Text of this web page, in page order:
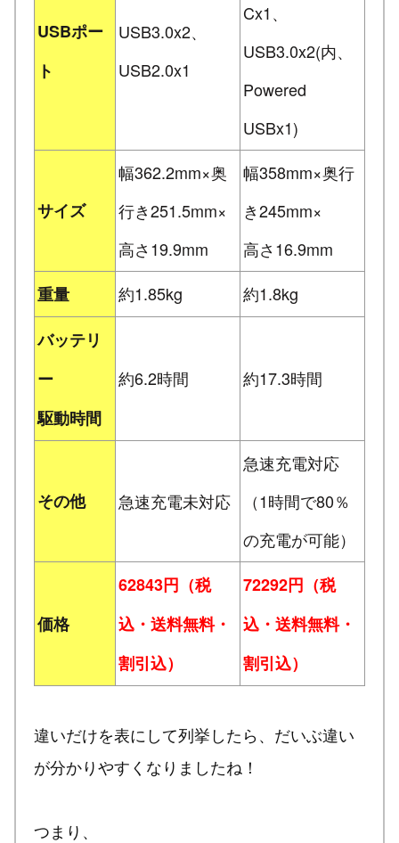
USBポー
ト
USB3.0x2、
USB2.0x1
Cx1、
USB3.0x2(内、
Powered
USBx1)
サイズ
幅362.2mm×奥
行き251.5mm×
高さ19.9mm
幅358mm×奥行
き245mm×
高さ16.9mm
重量
約1.85kg
約1.8kg
バッテリ
ー
駆動時間
約6.2時間 約17.3時間
その他 急速充電未対応
急速充電対応
（1時間で80％
の充電が可能）
価格
62843円（税
込・送料無料・
割引込）
72292円（税
込・送料無料・
割引込）
違いだけを表にして列挙したら、だいぶ違い
が分かりやすくなりましたね！
つまり、